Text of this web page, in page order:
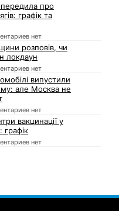
про
графік та
нет
розповів, чи
локдаун
нет
випустили
але Москва не
нет
вакцинації у
графік
нет